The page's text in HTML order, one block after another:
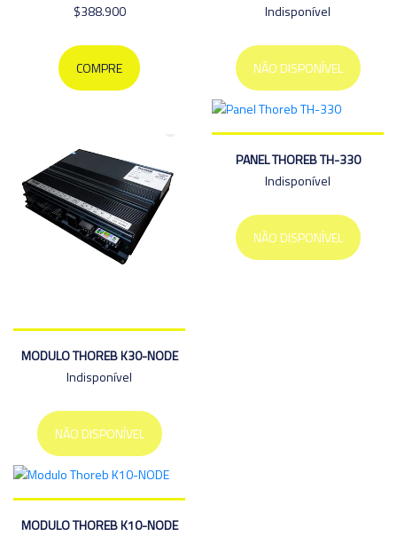
$388.900
COMPRE
Indisponível
NÃO DISPONÍVEL
MODULO THOREB K30-NODE
Indisponível
NÃO DISPONÍVEL
PANEL THOREB TH-330
Indisponível
NÃO DISPONÍVEL
MODULO THOREB K10-NODE